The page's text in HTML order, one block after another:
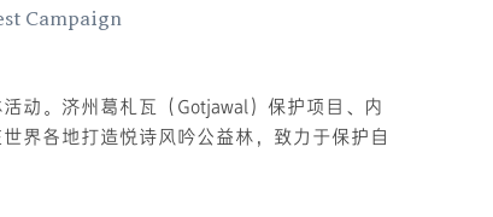
研发
Campaign
动。济州葛札瓦（Gotjawal）保护项目、内
界各地打造悦诗风吟公益林，致力于保护自